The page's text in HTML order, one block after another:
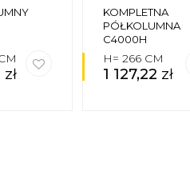
zł
KOMPLETNA
PÓŁKOLUMNA
C4000H
H= 266 CM
1 127,22 zł